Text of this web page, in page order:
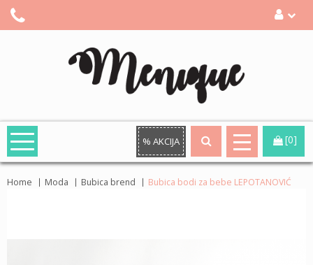
% AKCIJA [0]
Home Moda Bubica brend Bubica bodi za bebe LEPOTANOVIĆ